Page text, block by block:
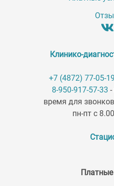
Клинико-
+7 (4872) 77-05-19
8-950-917-57-33
время для
пн-пт с
Платные